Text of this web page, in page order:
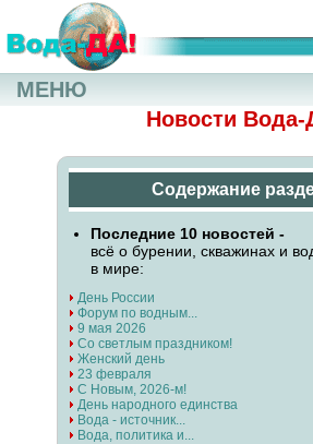
Новости Вода-
Содержание
Последние 10 новостей -
всё о бурении, скважинах и
в мире:
День России
Форум по водным...
9 мая 2026
Со светлым праздником!
Женский день
23 февраля
С Новым, 2026-м!
День народного единства
Вода - источник...
Вода, политика и...
МЕНЮ